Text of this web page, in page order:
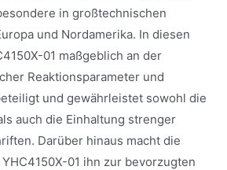
in großtechnischen
und Nordamerika. In diesen
01 maßgeblich an der
Reaktionsparameter und
und gewährleistet sowohl die
auch die Einhaltung strenger
Darüber hinaus macht die
01 ihn zur bevorzugten